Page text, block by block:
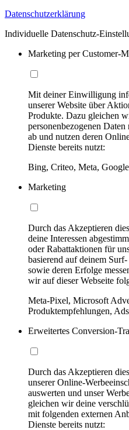
Datenschutzerklärung
Individuelle Datenschutz-
Marketing per Customer-
Mit deiner Einwilligung
unserer Website über
Produkte. Dazu gleichen
personenbezogenen
ab und nutzen deren
Dienste bereits nutzt:
Bing, Criteo, Meta,
Marketing
Durch das Akzeptieren
deine Interessen
oder Rabattaktionen für
basierend auf deinem
sowie deren Erfolge
wir auf dieser Webseite
Meta-Pixel, Microsoft
Produktempfehlungen,
Erweitertes Conversion-
Durch das Akzeptieren
unserer Online-
auswerten und unser
gleichen wir deine
mit folgenden externen
Dienste bereits nutzt: